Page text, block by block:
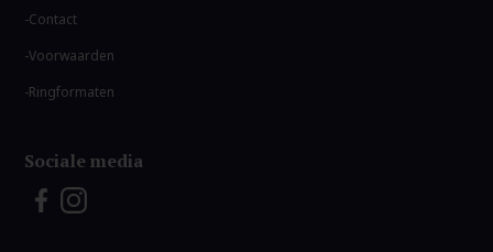
Contact
Voorwaarden
Ringformaten
Sociale media